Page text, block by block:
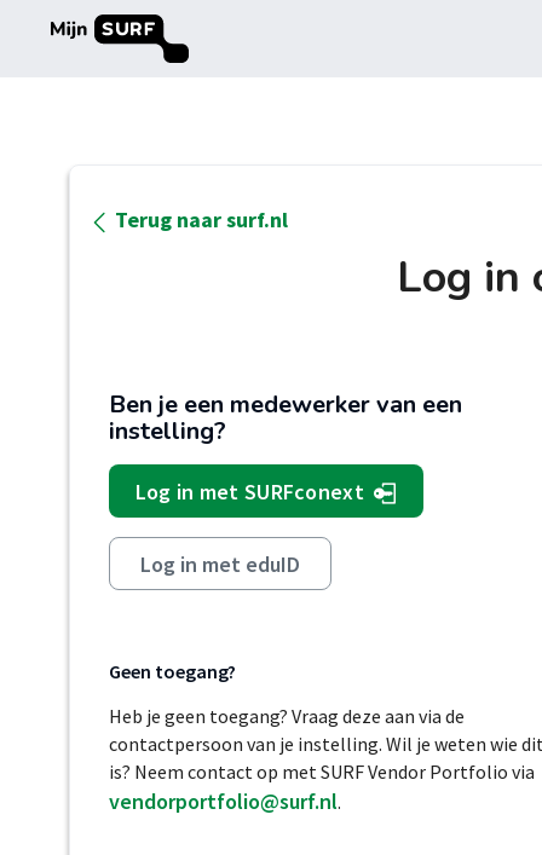
Terug naar surf.nl
Log in
Ben je een medewerker van een
instelling?
Log in met SURFconext
Log in met eduID
Geen toegang?
Heb je geen toegang? Vraag deze aan via de
contactpersoon van je instelling. Wil je weten wie
is? Neem contact op met SURF Vendor Portfolio via
vendorportfolio@surf.nl.